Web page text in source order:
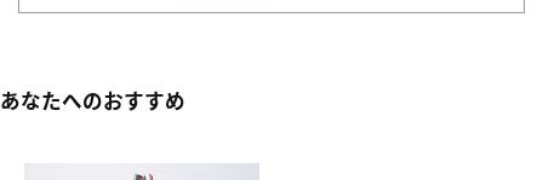
あなたへのおすすめ